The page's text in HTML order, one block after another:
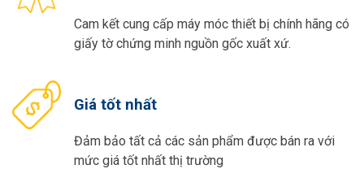
Cam kết cung cấp máy móc thiết bị chính hãng có
giấy tờ chứng minh nguồn gốc xuất xứ.
Giá tốt nhất
Đảm bảo tất cả các sản phẩm được bán ra với
mức giá tốt nhất thị trường